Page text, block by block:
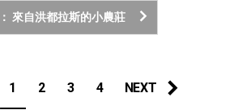
來自洪都拉斯的小農莊
1 2 3 4 NEXT